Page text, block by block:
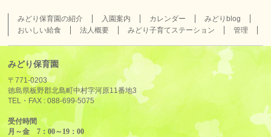
みどり保育園の紹介 入園案内 カレンダー
みどりblog
おいしい給食
法人概要 みどり子育てステーション 管理
みどり保育園
〒771-0203
徳島県板野郡北島町中村字河原11番地3
TEL・FAX :088-699-5075
受付時間
月～金 7：00～19：00